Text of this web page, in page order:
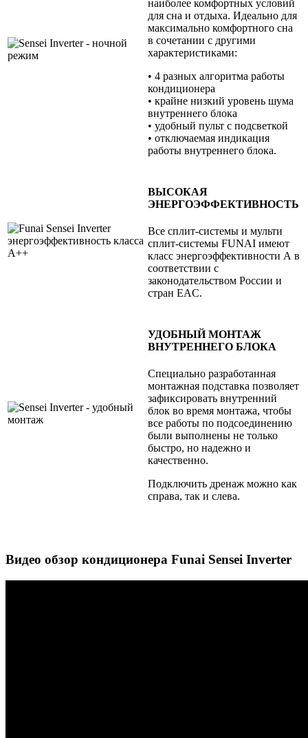
наиболее комфортных условий
для сна и отдыха. Идеально для
максимально комфортного сна
в сочетании с другими
характеристиками:
• 4 разных алгоритма работы
кондиционера
• крайне низкий уровень шума
внутреннего блока
• удобный пульт с подсветкой
• отключаемая индикация
работы внутреннего блока.
ВЫСОКАЯ
ЭНЕРГОЭФФЕКТИВНОСТЬ
Все сплит-системы и мульти
сплит-системы FUNAI имеют
класс энергоэффективности А в
соответствии с
законодательством России и
стран EAС.
УДОБНЫЙ МОНТАЖ
ВНУТРЕННЕГО БЛОКА
Специально разработанная
монтажная подставка позволяет
зафиксировать внутренний
блок во время монтажа, чтобы
все работы по подсоединению
были выполнены не только
быстро, но надежно и
качественно.
Подключить дренаж можно как
справа, так и слева.
Видео обзор кондиционера Funai Sensei Inverter